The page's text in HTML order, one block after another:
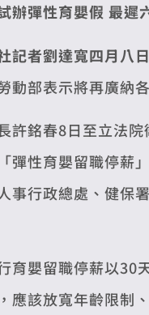
辦彈性育嬰假 最遲
記者劉達寬四月八
動部表示將再廣納
許銘春8日至立法
彈性育嬰留職停薪
事行政總處、健保
育嬰留職停薪以30
應該放寬年齡限制